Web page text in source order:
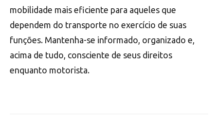
mobilidade mais eficiente para aqueles que
dependem do transporte no exercício de suas
funções. Mantenha-se informado, organizado e,
acima de tudo, consciente de seus direitos
enquanto motorista.